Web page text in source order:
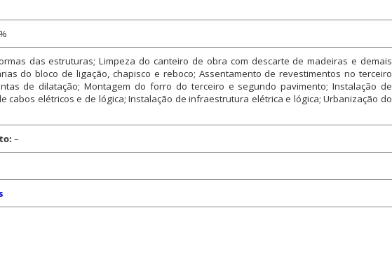
das estruturas; Limpeza do canteiro de obra com descarte de madeiras e demais
do bloco de ligação, chapisco e reboco; Assentamento de revestimentos no terceiro
de dilatação; Montagem do forro do terceiro e segundo pavimento; Instalação de
cabos elétricos e de lógica; Instalação de infraestrutura elétrica e lógica; Urbanização do
–